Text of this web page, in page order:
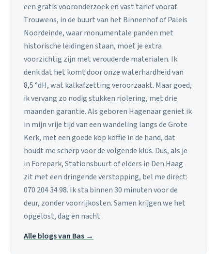
een gratis vooronderzoek en vast tarief vooraf.
Trouwens, in de buurt van het Binnenhof of Paleis
Noordeinde, waar monumentale panden met
historische leidingen staan, moet je extra
voorzichtig zijn met verouderde materialen. Ik
denk dat het komt door onze waterhardheid van
8,5 °dH, wat kalkafzetting veroorzaakt. Maar goed,
ik vervang zo nodig stukken riolering, met drie
maanden garantie. Als geboren Hagenaar geniet ik
in mijn vrije tijd van een wandeling langs de Grote
Kerk, met een goede kop koffie in de hand, dat
houdt me scherp voor de volgende klus. Dus, als je
in Forepark, Stationsbuurt of elders in Den Haag
zit met een dringende verstopping, bel me direct:
070 204 34 98. Ik sta binnen 30 minuten voor de
deur, zonder voorrijkosten. Samen krijgen we het
opgelost, dag en nacht.
Alle blogs van Bas →